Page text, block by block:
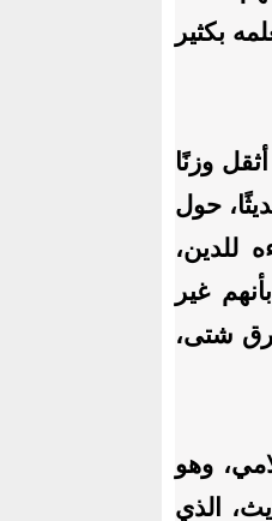
بكثير
وزنًا
حول
للدين،
غير
شتى،
وهو
الذي